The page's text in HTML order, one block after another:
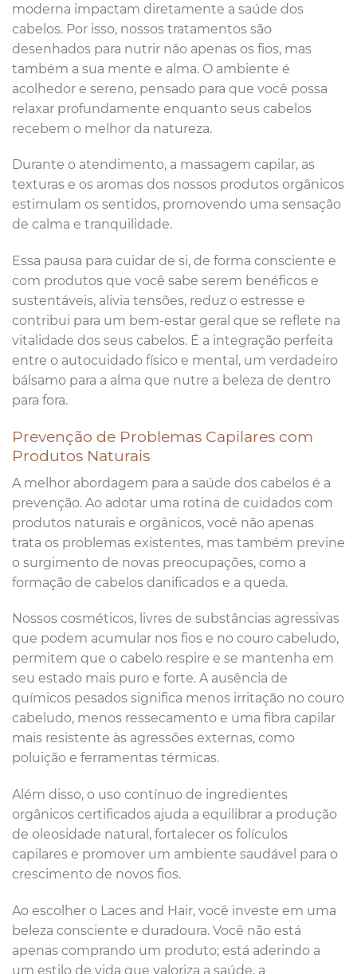
moderna impactam diretamente a saúde dos
cabelos. Por isso, nossos tratamentos são
desenhados para nutrir não apenas os fios, mas
também a sua mente e alma. O ambiente é
acolhedor e sereno, pensado para que você possa
relaxar profundamente enquanto seus cabelos
recebem o melhor da natureza.
Durante o atendimento, a massagem capilar, as
texturas e os aromas dos nossos produtos orgânicos
estimulam os sentidos, promovendo uma sensação
de calma e tranquilidade.
Essa pausa para cuidar de si, de forma consciente e
com produtos que você sabe serem benéficos e
sustentáveis, alivia tensões, reduz o estresse e
contribui para um bem-estar geral que se reflete na
vitalidade dos seus cabelos. É a integração perfeita
entre o autocuidado físico e mental, um verdadeiro
bálsamo para a alma que nutre a beleza de dentro
para fora.
Prevenção de Problemas Capilares com
Produtos Naturais
A melhor abordagem para a saúde dos cabelos é a
prevenção. Ao adotar uma rotina de cuidados com
produtos naturais e orgânicos, você não apenas
trata os problemas existentes, mas também previne
o surgimento de novas preocupações, como a
formação de cabelos danificados e a queda.
Nossos cosméticos, livres de substâncias agressivas
que podem acumular nos fios e no couro cabeludo,
permitem que o cabelo respire e se mantenha em
seu estado mais puro e forte. A ausência de
químicos pesados significa menos irritação no couro
cabeludo, menos ressecamento e uma fibra capilar
mais resistente às agressões externas, como
poluição e ferramentas térmicas.
Além disso, o uso contínuo de ingredientes
orgânicos certificados ajuda a equilibrar a produção
de oleosidade natural, fortalecer os folículos
capilares e promover um ambiente saudável para o
crescimento de novos fios.
Ao escolher o Laces and Hair, você investe em uma
beleza consciente e duradoura. Você não está
apenas comprando um produto; está aderindo a
um estilo de vida que valoriza a saúde, a